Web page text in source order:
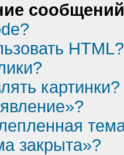
HTML?
картинки?
закрыта»?